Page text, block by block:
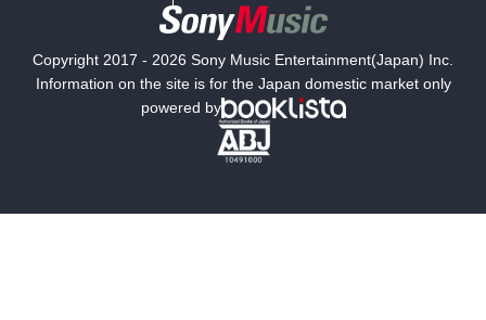
海外小説
ミステリー SF
文学
Copyright 2017 - 2026 Sony Music Entertainment(Japan) Inc.
Information on the site is for the Japan domestic market only
powered by